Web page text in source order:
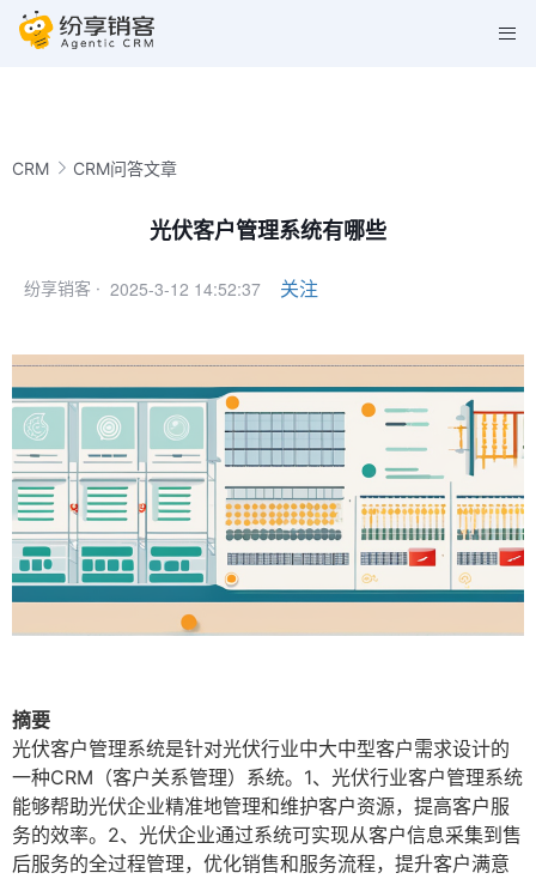
CRM CRM问答文章
光伏客户管理系统有哪些
纷享销客 · 2025-3-12 14:52:37 关注
摘要
光伏客户管理系统是针对光伏行业中大中型客户需求设计的
一种CRM（客户关系管理）系统。1、光伏行业客户管理系统
能够帮助光伏企业精准地管理和维护客户资源，提高客户服
务的效率。2、光伏企业通过系统可实现从客户信息采集到售
后服务的全过程管理，优化销售和服务流程，提升客户满意